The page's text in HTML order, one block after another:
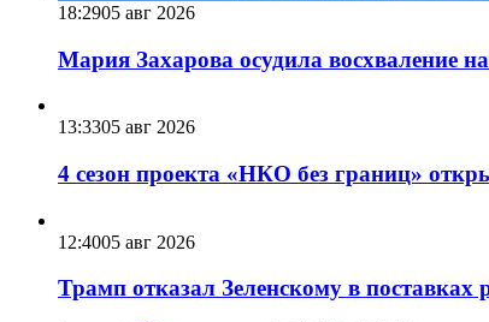
18:2905 авг 2026
Мария Захарова осудила восхваление
13:3305 авг 2026
4 сезон проекта «НКО без границ»
12:4005 авг 2026
Трамп отказал Зеленскому в поставках